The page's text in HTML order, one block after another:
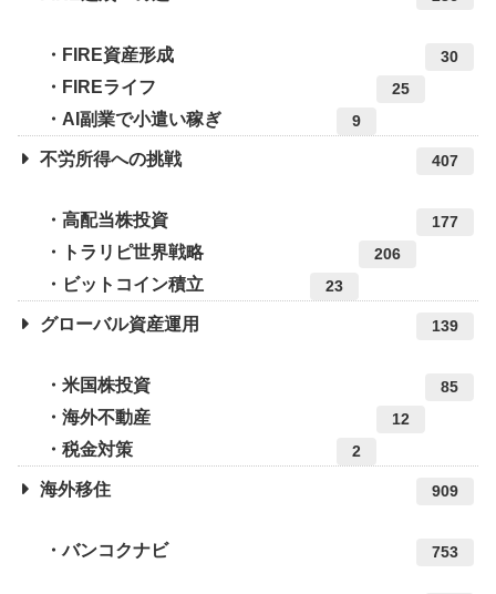
FIRE資産形成 30
FIREライフ 25
AI副業で小遣い稼ぎ 9
不労所得への挑戦 407
高配当株投資 177
トラリピ世界戦略 206
ビットコイン積立 23
グローバル資産運用 139
米国株投資 85
海外不動産 12
税金対策 2
海外移住 909
バンコクナビ 753